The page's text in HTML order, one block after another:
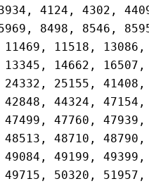
4124, 4302,
8498, 8546,
11469, 11518, 13086,
13345, 14662, 16507,
24332, 25155, 41408,
42848, 44324, 47154,
47499, 47760, 47939,
48513, 48710, 48790,
49084, 49199, 49399,
49715, 50320, 51957,